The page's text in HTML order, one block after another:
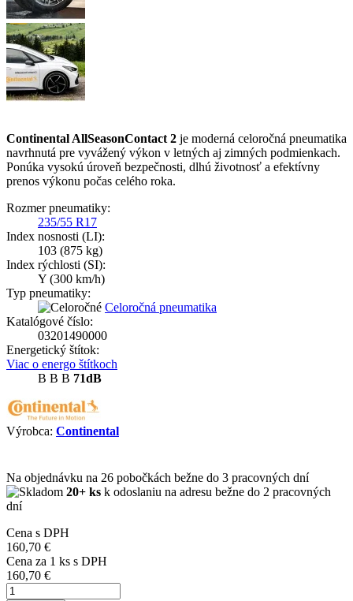
Continental AllSeasonContact 2 je moderná celoročná pneumatika
navrhnutá pre vyvážený výkon v letných aj zimných podmienkach.
Ponúka vysokú úroveň bezpečnosti, dlhú životnosť a efektívny
prenos výkonu počas celého roka.
Rozmer pneumatiky:
235/55 R17
Index nosnosti (LI):
103 (875 kg)
Index rýchlosti (SI):
Y (300 km/h)
Typ pneumatiky:
Celoročná pneumatika
Katalógové číslo:
03201490000
Energetický štítok:
Viac o energo štítkoch
B B B 71dB
Výrobca: Continental
Na objednávku na 26 pobočkách bežne do 3 pracovných dní
20+ ks k odoslaniu na adresu bežne do 2 pracovných
dní
Cena s DPH
160,70 €
Cena za 1 ks s DPH
160,70 €